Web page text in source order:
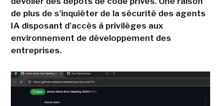
de plus de s'inquiéter de la sécurité des agents
IA disposant d'accès à privilèges aux
environnement de développement des
entreprises.